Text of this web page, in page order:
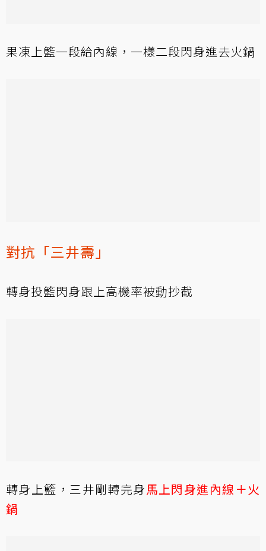
果凍上籃一段給內線，一樣二段閃身進去火鍋
對抗「三井壽」
轉身投籃閃身跟上高機率被動抄截
轉身上籃，三井剛轉完身馬上閃身進內線＋火
鍋